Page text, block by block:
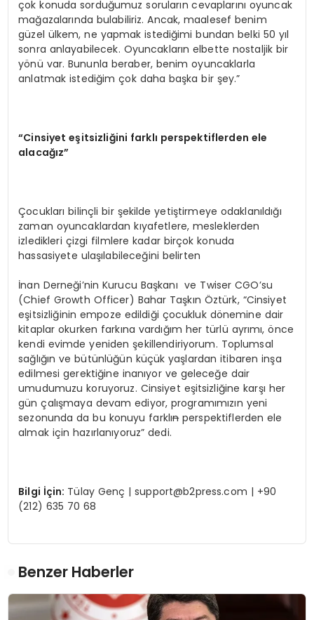
çok konuda sorduğumuz soruların cevaplarını oyuncak
mağazalarında bulabiliriz. Ancak, maalesef benim
güzel ülkem, ne yapmak istediğimi bundan belki 50 yıl
sonra anlayabilecek. Oyuncakların elbette nostaljik bir
yönü var. Bununla beraber, benim oyuncaklarla
anlatmak istediğim çok daha başka bir şey.”
“Cinsiyet eşitsizliğini farklı perspektiflerden ele
alacağız”
Çocukları bilinçli bir şekilde yetiştirmeye odaklanıldığı
zaman oyuncaklardan kıyafetlere, mesleklerden
izledikleri çizgi filmlere kadar birçok konuda
hassasiyete ulaşılabileceğini belirten
İnan Derneği’nin Kurucu Başkanı ve Twiser CGO’su
(Chief Growth Officer) Bahar Taşkın Öztürk, “Cinsiyet
eşitsizliğinin empoze edildiği çocukluk dönemine dair
kitaplar okurken farkına vardığım her türlü ayrımı, önce
kendi evimde yeniden şekillendiriyorum. Toplumsal
sağlığın ve bütünlüğün küçük yaşlardan itibaren inşa
edilmesi gerektiğine inanıyor ve geleceğe dair
umudumuzu koruyoruz. Cinsiyet eşitsizliğine karşı her
gün çalışmaya devam ediyor, programımızın yeni
sezonunda da bu konuyu farklınperspektiflerden ele
almak için hazırlanıyoruz” dedi.
Bilgi İçin: Tülay Genç |support@b2press.com | +90
(212) 635 70 68
Benzer Haberler